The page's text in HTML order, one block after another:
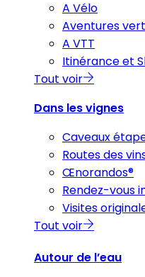
A Vélo
Aventures
A VTT
Itinérance et
Tout voir
Dans les vignes
Caveaux
Routes des
Œnorandos®
Rendez-vous
Visites
Tout voir
Autour de l’eau